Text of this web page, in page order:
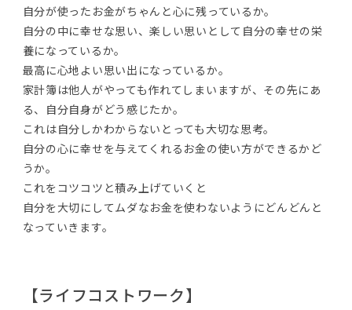
自分が使ったお金がちゃんと心に残っているか。
自分の中に幸せな思い、楽しい思いとして自分の幸せの栄
養になっているか。
最高に心地よい思い出になっているか。
家計簿は他人がやっても作れてしまいますが、その先にあ
る、自分自身がどう感じたか。
これは自分しかわからないとっても大切な思考。
自分の心に幸せを与えてくれるお金の使い方ができるかど
うか。
これをコツコツと積み上げていくと
自分を大切にしてムダなお金を使わないようにどんどんと
なっていきます。
【ライフコストワーク】